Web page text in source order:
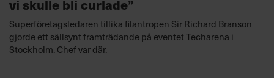
vi skulle bli curlade”
Superföretagsledaren tillika filantropen Sir Richard Branson
gjorde ett sällsynt framträdande på eventet Techarena i
Stockholm. Chef var där.